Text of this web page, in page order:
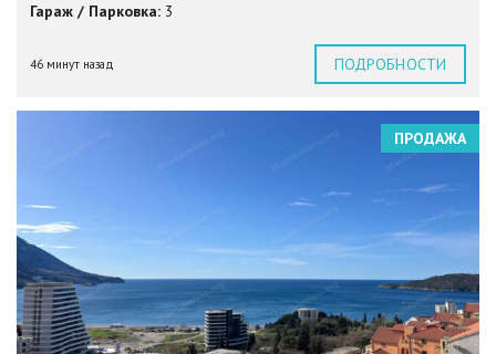
Гараж / Парковка: 3
46 минут назад ПОДРОБНОСТИ
ПРОДАЖА